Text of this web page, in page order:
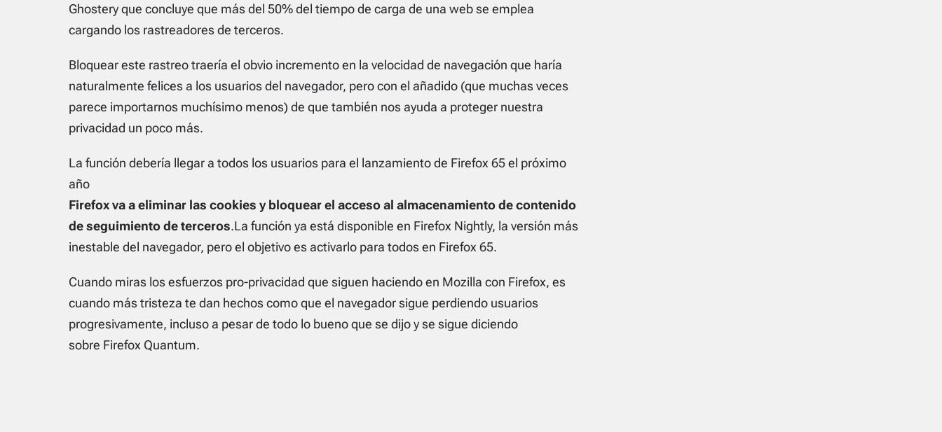
Ghostery que concluye que más del 50% del tiempo de carga de una web se emplea
cargando los rastreadores de terceros.
Bloquear este rastreo traería el obvio incremento en la velocidad de navegación que haría
naturalmente felices a los usuarios del navegador, pero con el añadido (que muchas veces
parece importarnos muchísimo menos) de que también nos ayuda a proteger nuestra
privacidad un poco más.
La función debería llegar a todos los usuarios para el lanzamiento de Firefox 65 el próximo
año
Firefox va a eliminar las cookies y bloquear el acceso al almacenamiento de contenido
de seguimiento de terceros.La función ya está disponible en Firefox Nightly, la versión más
inestable del navegador, pero el objetivo es activarlo para todos en Firefox 65.
Cuando miras los esfuerzos pro-privacidad que siguen haciendo en Mozilla con Firefox, es
cuando más tristeza te dan hechos como que el navegador sigue perdiendo usuarios
progresivamente, incluso a pesar de todo lo bueno que se dijo y se sigue diciendo
sobre Firefox Quantum.